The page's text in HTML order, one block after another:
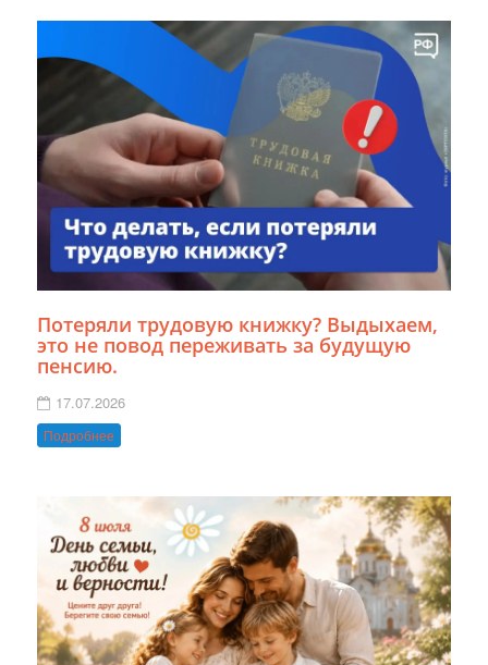
Потеряли трудовую книжку? Выдыхаем,
это не повод переживать за будущую
пенсию.
17.07.2026
Подробнее